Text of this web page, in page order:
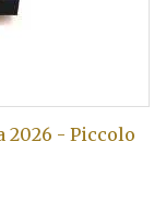
2026 - Piccolo